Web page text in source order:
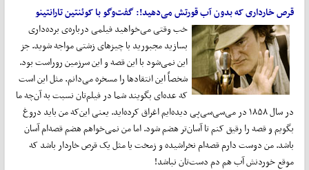
قرص خارداری که بدون آب قورتش میدهید!:گفتوگو با کوئنتین تارانتینو
خب وقتی می‌خواهید فیلمی درباره‌ی برده‌داری
بسازید مجبورید با چیزهای زشتی مواجه شوید. جز
این نمی‌شود با این قصه و این سرزمین روراست بود.
شخصاً این انتقادها را مسخره می‌دانم. مثل این است
که عده‌ای بگویند شما در فیلم‌تان نسبت به آن‌چه ما
در سال ۱۸۵۸ در می‌سی‌سی‌پی دیده‌ایم اغراق کرده‌اید. یعنی این‌که من باید دروغ
بگویم و قصه را رقیق کنم تا آسان‌تر هضم شود. اما من نمی‌خواهم هضم قصه‌ام آسان
باشد. من دوست دارم قصه‌ام نخراشیده و زمخت یا مثل یک قرص خاردار باشد که
موقع خوردنش آب هم دم دست‌تان نباشد!